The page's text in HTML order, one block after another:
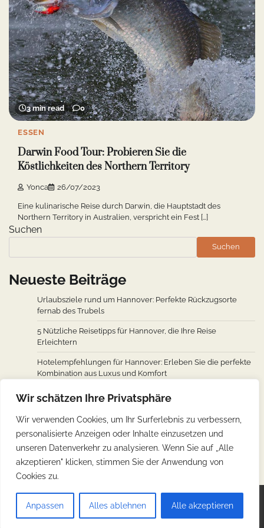
Wir schätzen Ihre Privatsphäre
Wir verwenden Cookies, um Ihr Surferlebnis zu verbessern,
personalisierte Anzeigen oder Inhalte einzusetzen und
unseren Datenverkehr zu analysieren. Wenn Sie auf „Alle
akzeptieren" klicken, stimmen Sie der Anwendung von
Cookies zu.
Anpassen Alles ablehnen Alle akzeptieren
3 min read 0
ESSEN
Darwin Food Tour: Probieren Sie die
Köstlichkeiten des Northern Territory
Yonca 26/07/2023
Eine kulinarische Reise durch Darwin, die Hauptstadt des
Northern Territory in Australien, verspricht ein Fest […]
Suchen
Suchen
Neueste Beiträge
Urlaubsziele rund um Hannover: Perfekte Rückzugsorte
fernab des Trubels
5 Nützliche Reisetipps für Hannover, die Ihre Reise
Erleichtern
Hotelempfehlungen für Hannover: Erleben Sie die perfekte
Kombination aus Luxus und Komfort
Wie man von den wichtigsten Städten weltweit nach
Hannover fliegt: Ein Überblick über Flugverbindungen
Hannovers kulinarische Reise: Unverzichtbare traditionelle
deutsche Köstlichkeiten
Copyright © 2026 Günstig Reisen Impressum
|